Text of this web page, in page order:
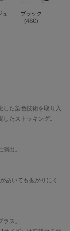
した染色技術を取り入
たストッキング。
出。
あいても拡がりにく
ス。